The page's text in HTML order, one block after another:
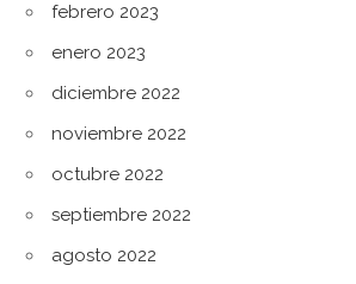
febrero 2023
enero 2023
diciembre 2022
noviembre 2022
octubre 2022
septiembre 2022
agosto 2022